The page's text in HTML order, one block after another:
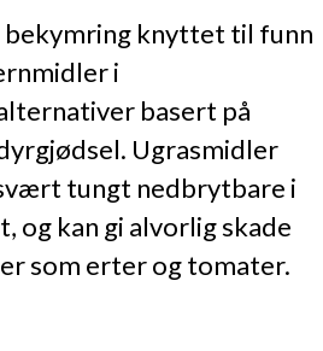
bekymring knyttet til funn
i
basert på
Ugrasmidler
tungt nedbrytbare i
og kan gi alvorlig skade
som erter og tomater.